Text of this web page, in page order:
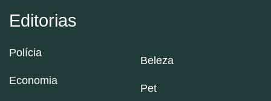
Editorias
Polícia
Economia
Beleza
Pet